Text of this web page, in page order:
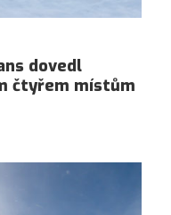
dovedl
čtyřem místům